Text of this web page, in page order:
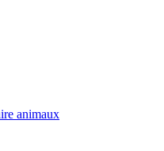
animaux